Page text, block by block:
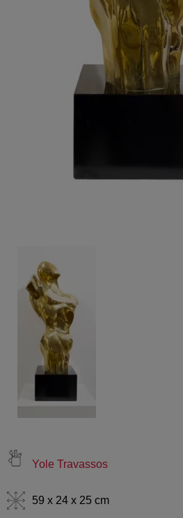
Yole Travassos
59 x 24 x 25 cm